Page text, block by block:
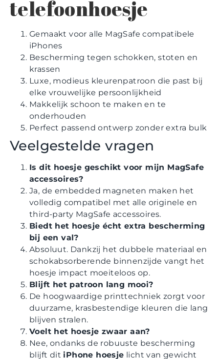
telefoonhoesje
Gemaakt voor alle MagSafe compatibele
iPhones
Bescherming tegen schokken, stoten en
krassen
Luxe, modieus kleurenpatroon die past bij
elke vrouwelijke persoonlijkheid
Makkelijk schoon te maken en te
onderhouden
Perfect passend ontwerp zonder extra bulk
Veelgestelde vragen
Is dit hoesje geschikt voor mijn MagSafe
accessoires?
Ja, de embedded magneten maken het
volledig compatibel met alle originele en
third-party MagSafe accessoires.
Biedt het hoesje écht extra bescherming
bij een val?
Absoluut. Dankzij het dubbele materiaal en
schokabsorberende binnenzijde vangt het
hoesje impact moeiteloos op.
Blijft het patroon lang mooi?
De hoogwaardige printtechniek zorgt voor
duurzame, krasbestendige kleuren die lang
blijven stralen.
Voelt het hoesje zwaar aan?
Nee, ondanks de robuuste bescherming
blijft dit iPhone hoesje licht van gewicht